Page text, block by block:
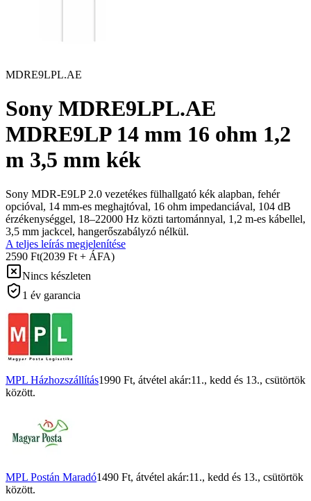
MDRE9LPL.AE
Sony MDRE9LPL.AE
MDRE9LP 14 mm 16 ohm 1,2
m 3,5 mm kék
Sony MDR-E9LP 2.0 vezetékes fülhallgató kék alapban, fehér
opcióval, 14 mm-es meghajtóval, 16 ohm impedanciával, 104 dB
érzékenységgel, 18–22000 Hz közti tartománnyal, 1,2 m-es kábellel,
3,5 mm jackcel, hangerőszabályzó nélkül.
A teljes leírás megjelenítése
2590 Ft(2039 Ft + ÁFA)
Nincs készleten
1 év garancia
MPL Házhozszállítás1990 Ft, átvétel akár:11., kedd és 13., csütörtök
között.
MPL Postán Maradó1490 Ft, átvétel akár:11., kedd és 13., csütörtök
között.